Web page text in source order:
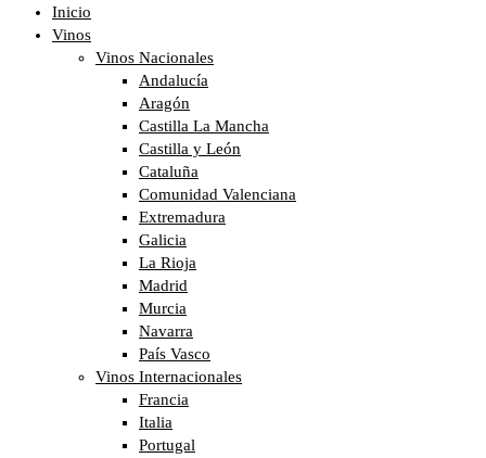
Inicio
Vinos
Vinos Nacionales
Andalucía
Aragón
Castilla La Mancha
Castilla y León
Cataluña
Comunidad Valenciana
Extremadura
Galicia
La Rioja
Madrid
Murcia
Navarra
País Vasco
Vinos Internacionales
Francia
Italia
Portugal